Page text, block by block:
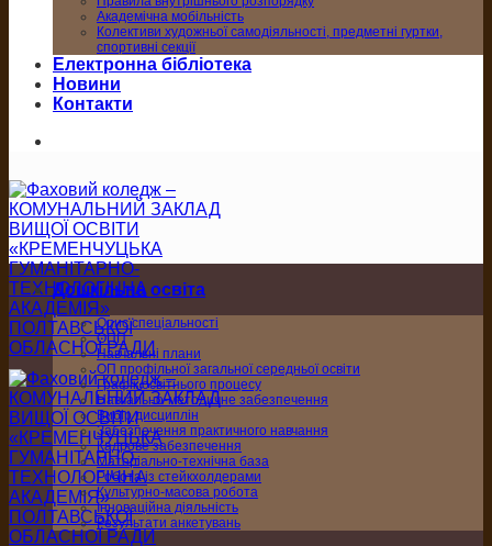
Академічна мобільність
Колективи художньої самодіяльності, предметні гуртки,
спортивні секції
Електронна бібліотека
Новини
Контакти
Дошкільна освіта
Опис спеціальності
ОПП
Навчальні плани
ОП профільної загальної середньої освіти
Графік освітнього процесу
Навчально-методичне забезпечення
Вибір дисциплін
Забезпечення практичного навчання
Кадрове забезпечення
Матеріально-технічна база
Робота із стейкхолдерами
Культурно-масова робота
Інноваційна діяльність
Результати анкетувань